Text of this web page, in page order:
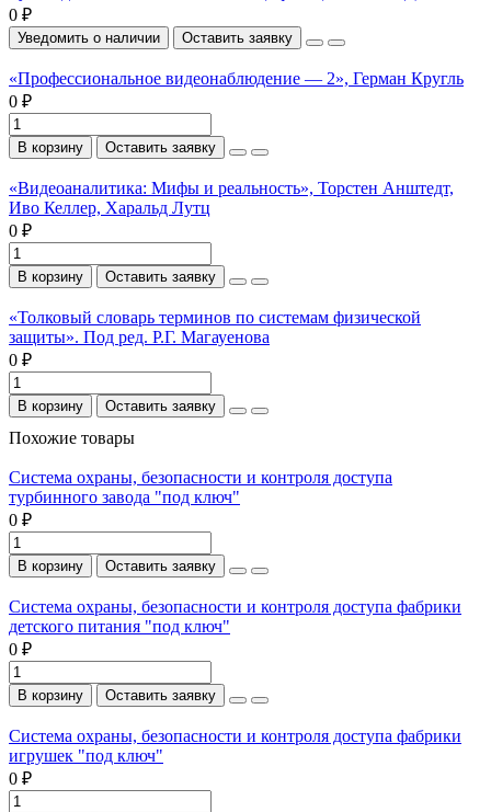
0 ₽
Уведомить о наличии Оставить заявку
«Профессиональное видеонаблюдение — 2», Герман Кругль
0 ₽
В корзину Оставить заявку
«Видеоаналитика: Мифы и реальность», Торстен Анштедт,
Иво Келлер, Харальд Лутц
0 ₽
В корзину Оставить заявку
«Толковый словарь терминов по системам физической
защиты». Под ред. Р.Г. Магауенова
0 ₽
В корзину Оставить заявку
Похожие товары
Система охраны, безопасности и контроля доступа
турбинного завода "под ключ"
0 ₽
В корзину Оставить заявку
Система охраны, безопасности и контроля доступа фабрики
детского питания "под ключ"
0 ₽
В корзину Оставить заявку
Система охраны, безопасности и контроля доступа фабрики
игрушек "под ключ"
0 ₽